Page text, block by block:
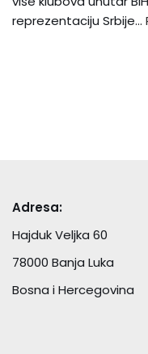
reprezentaciju Srbije…
Adresa:
Hajduk Veljka 60
78000 Banja Luka
Bosna i Hercegovina